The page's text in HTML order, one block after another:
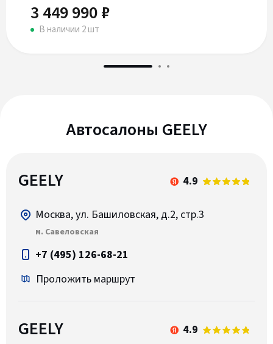
3 449 990 ₽
В наличии 2 шт
Автосалоны GEELY
GEELY 4.9
Москва, ул. Башиловская, д.2, стр.3
м. Савеловская
+7 (495) 126-68-21
Проложить маршрут
GEELY 4.9